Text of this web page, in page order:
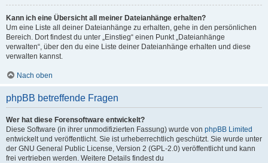
Kann ich eine Übersicht all meiner Dateianhänge erhalten?
Um eine Liste all deiner Dateianhänge zu erhalten, gehe in den persönlichen
Bereich. Dort findest du unter „Einstieg“ einen Punkt „Dateianhänge
verwalten“, über den du eine Liste deiner Dateianhänge erhalten und diese
verwalten kannst.
Nach oben
phpBB betreffende Fragen
Wer hat diese Forensoftware entwickelt?
Diese Software (in ihrer unmodifizierten Fassung) wurde von phpBB Limited
entwickelt und veröffentlicht. Sie ist urheberrechtlich geschützt. Sie wurde unter
der GNU General Public License, Version 2 (GPL-2.0) veröffentlicht und kann
frei vertrieben werden. Weitere Details findest du